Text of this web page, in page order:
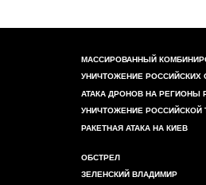
МАССИРОВАННЫЙ
УНИЧТОЖЕНИЕ РОССИЙСКИХ
АТАКА ДРОНОВ НА РЕГИОНЫ
УНИЧТОЖЕНИЕ РОССИЙСКОЙ
РАКЕТНАЯ АТАКА НА КИЕВ
ОБСТРЕЛ
ЗЕЛЕНСКИЙ ВЛАДИМИР